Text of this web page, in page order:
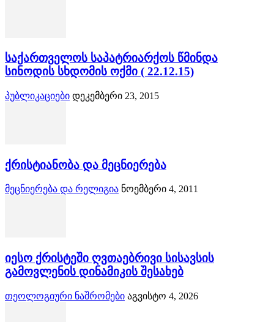
საქართველოს საპატრიარქოს წმინდა
სინოდის სხდომის ოქმი ( 22.12.15)
პუბლიკაციები დეკემბერი 23, 2015
ქრისტიანობა და მეცნიერება
მეცნიერება და რელიგია ნოემბერი 4, 2011
იესო ქრისტეში ღვთაებრივი სისავსის
გამოვლენის დინამიკის შესახებ
თეოლოგიური ნაშრომები აგვისტო 4, 2026